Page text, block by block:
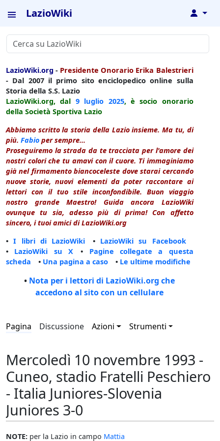
LazioWiki ↓
LazioWiki.org - Presidente Onorario Erika Balestrieri
- Dal 2007 il primo sito enciclopedico online sulla
Storia della S.S. Lazio
LazioWiki.org, dal 9 luglio 2025, è socio onorario
della Società Sportiva Lazio
Abbiamo scritto la storia della Lazio insieme. Ma tu, di
più. Fabio per sempre...
Proseguiremo la strada da te tracciata per l'amore dei
nostri colori che tu amavi con il cuore. Ti immaginiamo
già nel firmamento biancoceleste dove starai cercando
nuove storie, nuovi elementi da poter raccontare ai
lettori con il tuo stile inconfondibile. Buon viaggio
nostro grande Maestro! Guida ancora LazioWiki
ovunque tu sia, adesso più di prima! Con affetto
sincero, i tuoi amici di LazioWiki.org
•I libri di LazioWiki • LazioWiki su Facebook
• LazioWiki su X • Pagine collegate a questa
scheda • Una pagina a caso • Le ultime modifiche
• Nota per i lettori di LazioWiki.org che
accedono al sito con un cellulare
Pagina Discussione Azioni Strumenti
Mercoledì 10 novembre 1993 -
Cuneo, stadio Fratelli Peschiero
- Italia Juniores-Slovenia
Juniores 3-0
NOTE: per la Lazio in campo Mattia